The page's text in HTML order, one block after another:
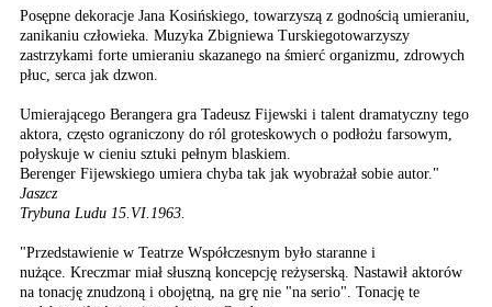
Posępne dekoracje Jana Kosińskiego, towarzyszą z godnością umieraniu,
zanikaniu człowieka. Muzyka Zbigniewa Turskiegotowarzyszy
zastrzykami forte umieraniu skazanego na śmierć organizmu, zdrowych
płuc, serca jak dzwon.
Umierającego Berangera gra Tadeusz Fijewski i talent dramatyczny tego
aktora, często ograniczony do ról groteskowych o podłożu farsowym,
połyskuje w cieniu sztuki pełnym blaskiem.
Berenger Fijewskiego umiera chyba tak jak wyobrażał sobie autor."
Jaszcz
Trybuna Ludu 15.VI.1963.
"Przedstawienie w Teatrze Współczesnym było staranne i
nużące. Kreczmar miał słuszną koncepcję reżyserską. Nastawił aktorów
na tonację znudzoną i obojętną, na grę nie "na serio". Tonację te